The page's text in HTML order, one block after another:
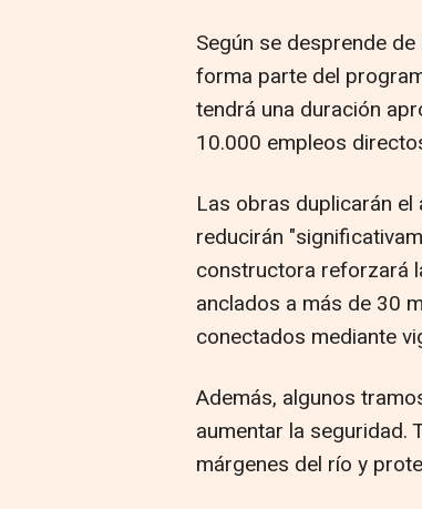
Según se desprende
forma parte del
tendrá una duración
10.000 empleos
Las obras duplicarán
reducirán
constructora reforzará
anclados a más de 30
conectados mediante
Además, algunos
aumentar la seguridad.
márgenes del río y